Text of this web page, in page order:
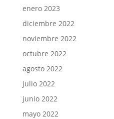
enero 2023
diciembre 2022
noviembre 2022
octubre 2022
agosto 2022
julio 2022
junio 2022
mayo 2022